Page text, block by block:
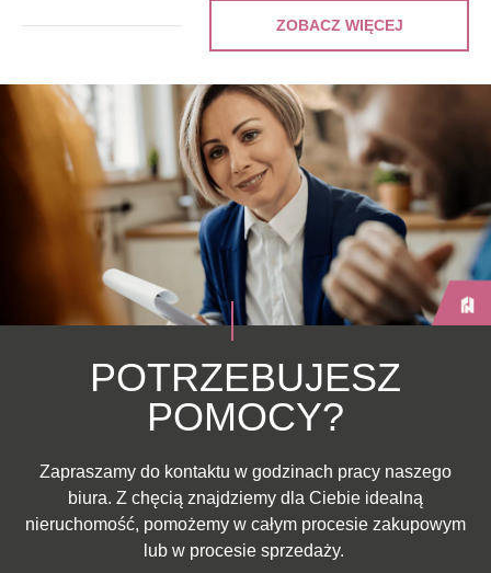
ZOBACZ WIĘCEJ
POTRZEBUJESZ
POMOCY?
Zapraszamy do kontaktu w godzinach pracy naszego
biura. Z chęcią znajdziemy dla Ciebie idealną
nieruchomość, pomożemy w całym procesie zakupowym
lub w procesie sprzedaży.